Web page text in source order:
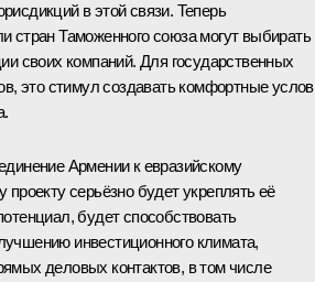
в этой связи. Теперь
стран Таможенного союза могут выбирать
своих компаний. Для государственных
это стимул создавать комфортные
Армении к евразийскому
проекту серьёзно будет укреплять её
будет способствовать
инвестиционного климата,
деловых контактов, в том числе